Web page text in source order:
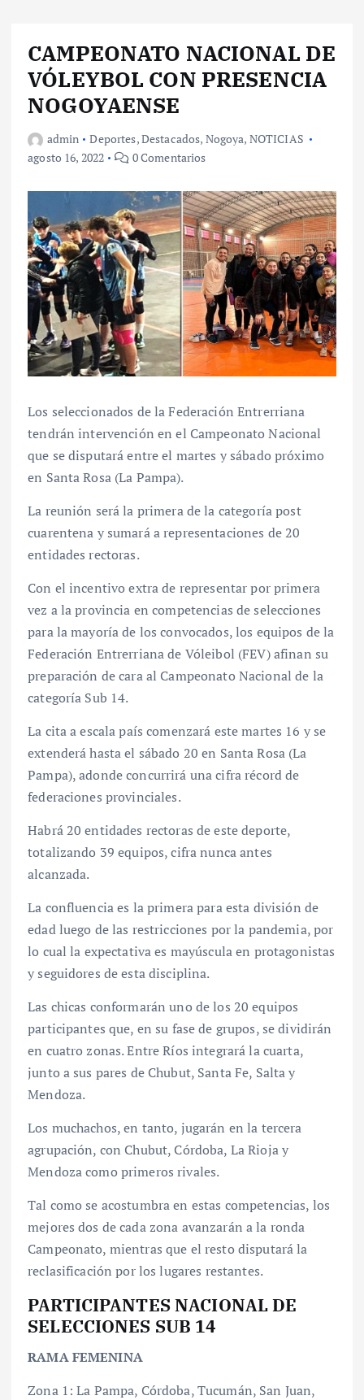
CAMPEONATO NACIONAL DE
VÓLEYBOL CON PRESENCIA
NOGOYAENSE
admin Deportes,Destacados, Nogoya, NOTICIAS
agosto 16, 2022
0 Comentarios
Los seleccionados de la Federación Entrerriana
tendrán intervención en el Campeonato Nacional
que se disputará entre el martes y sábado próximo
en Santa Rosa (La Pampa).
La reunión será la primera de la categoría post
cuarentena y sumará a representaciones de 20
entidades rectoras.
Con el incentivo extra de representar por primera
vez a la provincia en competencias de selecciones
para la mayoría de los convocados, los equipos de la
Federación Entrerriana de Vóleibol (FEV) afinan su
preparación de cara al Campeonato Nacional de la
categoría Sub 14.
La cita a escala país comenzará este martes 16 y se
extenderá hasta el sábado 20 en Santa Rosa (La
Pampa), adonde concurrirá una cifra récord de
federaciones provinciales.
Habrá 20 entidades rectoras de este deporte,
totalizando 39 equipos, cifra nunca antes
alcanzada.
La confluencia es la primera para esta división de
edad luego de las restricciones por la pandemia, por
lo cual la expectativa es mayúscula en protagonistas
y seguidores de esta disciplina.
Las chicas conformarán uno de los 20 equipos
participantes que, en su fase de grupos, se dividirán
en cuatro zonas. Entre Ríos integrará la cuarta,
junto a sus pares de Chubut, Santa Fe, Salta y
Mendoza.
Los muchachos, en tanto, jugarán en la tercera
agrupación, con Chubut, Córdoba, La Rioja y
Mendoza como primeros rivales.
Tal como se acostumbra en estas competencias, los
mejores dos de cada zona avanzarán a la ronda
Campeonato, mientras que el resto disputará la
reclasificación por los lugares restantes.
PARTICIPANTES NACIONAL DE
SELECCIONES SUB 14
RAMA FEMENINA
Zona 1: La Pampa, Córdoba, Tucumán, San Juan,